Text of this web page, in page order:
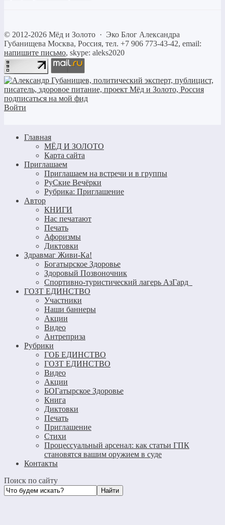
© 2012-2026 Мёд и Золото · Эко Блог Александра
Губанищева Москва, Россия, тел. +7 906 773-43-42, email:
напишите письмо, skype: aleks2020
Войти
Главная
МЁД И ЗОЛОТО
Карта сайта
Приглашаем
Приглашаем на встречи и в группы
РуСкие Вечёрки
Рубрика: Приглашение
Автор
КНИГИ
Нас печатают
Печать
Афоризмы
Диктовки
Здравмаг Живи-Ка!
Богатырское Здоровье
Здоровый Позвоночник
Спортивно-туристический лагерь АзГард
ГОЗТ ЕДИНСТВО
Участники
Наши баннеры
Акции
Видео
Антреприза
Рубрики
ГОБ ЕДИНСТВО
ГОЗТ ЕДИНСТВО
Видео
Акции
БОГатырское Здоровье
Книга
Диктовки
Печать
Приглашение
Стихи
Процессуальный арсенал: как статьи ГПК
становятся вашим оружием в суде
Контакты
Поиск по сайту